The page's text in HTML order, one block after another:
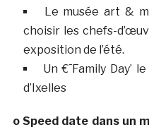
Le musée art &
choisir les chefs-
exposition de l’été.
Un €˜Family Day’
d’Ixelles
o Speed date dans un